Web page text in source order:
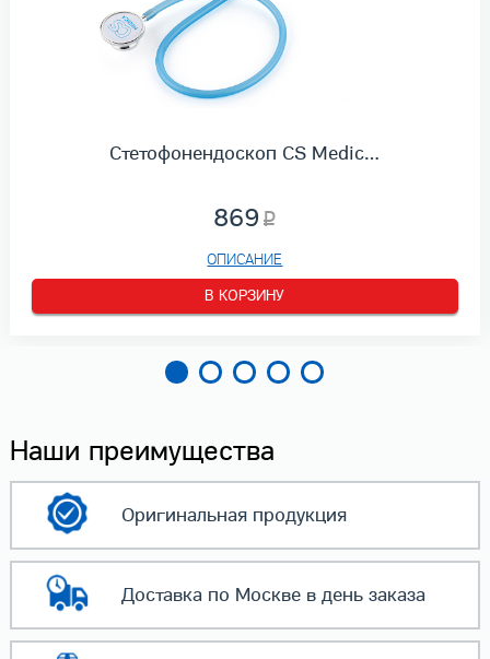
Стетофонендоскоп CS Medic…
869
ОПИСАНИЕ
В КОРЗИНУ
Наши преимущества
Оригинальнаяпродукция
Доставка по Москвев день заказа